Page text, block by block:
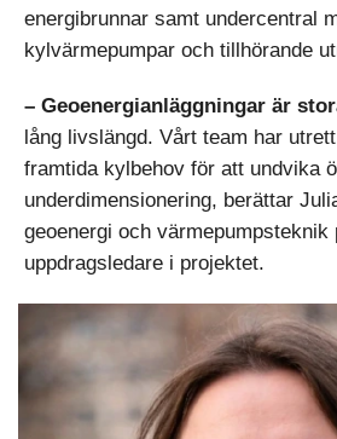
energibrunnar samt undercentral
kylvärmepumpar och tillhörande
– Geoenergianläggningar är
lång livslängd. Vårt team har
framtida kylbehov för att undvika
underdimensionering, berättar
geoenergi och värmepumpsteknik
uppdragsledare i projektet.